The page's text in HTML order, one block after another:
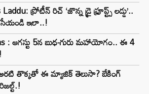
ప్రోటీన్ రిచ్ ‘జొన్న డ్రై ఫ్రూప్ట్స్ లడ్డు’..
ఇలా..!
: ఆగస్టు 5న బుధ-గురు మహాయోగం.. ఈ 4
తొక్కతో ఈ మ్యాజిక్ తెలుసా? బేకింగ్